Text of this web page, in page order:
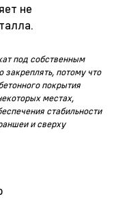
не
под собственным
потому что
покрытия
местах,
стабильности
и сверху